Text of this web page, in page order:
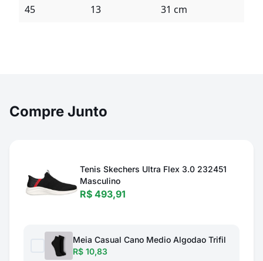
45 13 31 cm
Compre Junto
Tenis Skechers Ultra Flex 3.0 232451
Masculino
R$ 493,91
Meia Casual Cano Medio Algodao Trifil
R$ 10,83